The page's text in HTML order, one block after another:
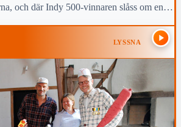
och där Indy 500-vinnaren slåss om en
slutliga mästerskapstabellen.
LYSSNA